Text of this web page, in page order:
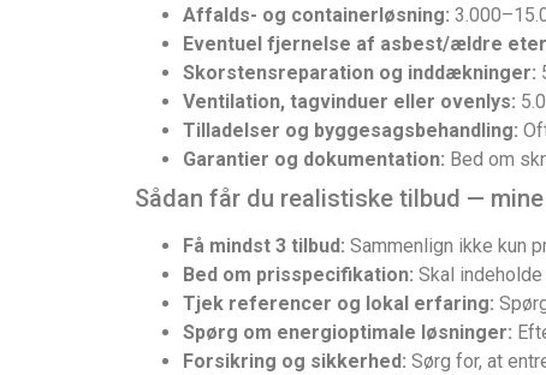
Affalds- og containerløsning:
Eventuel fjernelse af asbest/ældre
Skorstensreparation og inddækninger:
Ventilation, tagvinduer eller ovenlys:
Tilladelser og byggesagsbehandling:
Garantier og dokumentation: Bed om
Sådan får du realistiske tilbud —
Få mindst 3 tilbud: Sammenlign ikke kun
Bed om prisspecifikation: Skal
Tjek referencer og lokal erfaring:
Spørg om energioptimale løsninger:
Forsikring og sikkerhed: Sørg for, at